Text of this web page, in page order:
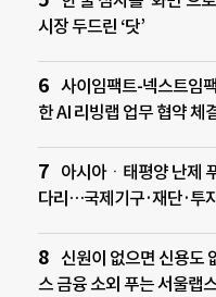
시장 두드린 ‘닷’
사이임팩트-넥스트임
한 AI 리빙랩 업무 협약 체
아시아ㆍ태평양 난제
다리…국제기구·재단·투
신원이 없으면 신용도
스 금융 소외 푸는 서울랩